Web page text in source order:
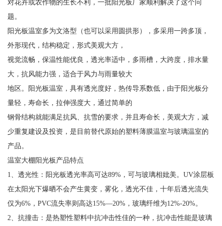
对花卉或农作物的生长不利，一批阳光板厂家顺利解决了这个问
题。
阳光板温室多为文洛型（也可以采用圆拱形），多采用一跨多顶，
外形现代，结构稳定，形式美观大方，
视觉流畅，保温性能优良，透光率适中，多雨槽，大跨度，排水量
大，抗风能力强，适合于风力与雨量较大
地区。阳光板温室，具有透光度好，热传导系数低，由于阳光板分
量轻，寿命长，拉伸强度大，通过简单的
钢骨结构就能满足抗风、抗雪的要求，并且寿命长，美观大方，减
少重复建设及投资，是目前替代原始的塑料薄膜温室与玻璃温室的
产品。
温室大棚阳光板产品特点
1、透光性：阳光板透光率高可达89%，可与玻璃相妣美。UV涂层板
在太阳光下爆晒不会产生黄变，雾化，透光不佳，十年后透光流失
仅为6%，PVC流失率则高达15%—20%，玻璃纤维为12%-20%。
2、抗撞击：是热塑性塑料中抗冲击性佳的一种，抗冲击性能是玻璃